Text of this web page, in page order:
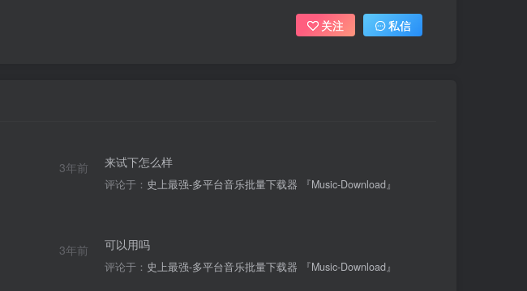
关注 私信
3年前 来试下怎么样
评论于： 史上最强-多平台音乐批量下载器 『Music-Download』
3年前 可以用吗
评论于： 史上最强-多平台音乐批量下载器 『Music-Download』